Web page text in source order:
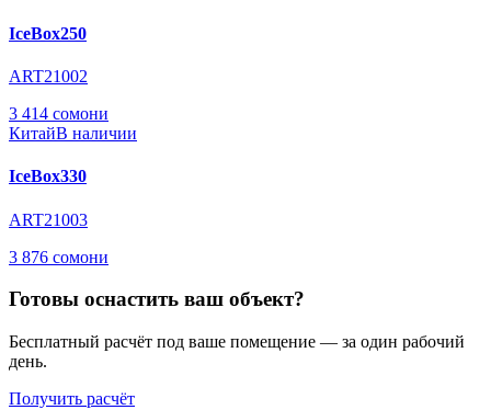
IceBox250
ART21002
3 414 сомони
КитайВ наличии
IceBox330
ART21003
3 876 сомони
Готовы оснастить ваш объект?
Бесплатный расчёт под ваше помещение — за один рабочий
день.
Получить расчёт